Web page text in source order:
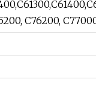
C76200,